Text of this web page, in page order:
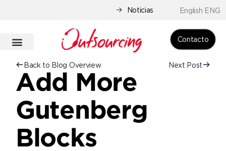
Noticias English ENG
Contacto
Back to Blog Overview Next Post
Add More
Gutenberg
Blocks